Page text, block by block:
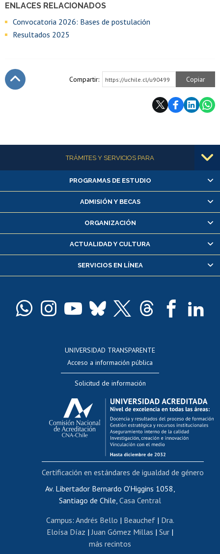
ENLACES RELACIONADOS
Convocatoria 2026: Bases de postulación
Resultados 2025
Compartir: https://uchile.cl/u90499 Copiar
Más informaciónTRÁMITES Y SERVICIOS PARA
Alumnas/os y exalumnas/os
Matrícula en línea
Inscripción y cambio de asignaturas
Consulta y certificado de notas
Servicio médico y dental
Pago de arancel y crédito alumnos
Docentes
Evaluación docente
Calificación académica
Postulación al AUCAI
Funcionarias/os
Cursos internos de capacitación
Bienestar del personal
Portal de movilidad interna
Certificado de renta
Certificado de renta honorarios
Editar páginas blancas
Extranjeras/os
PROGRAMAS DE ESTUDIO
ADMISIÓN Y BECAS
ORGANIZACIÓN
ACTUALIDAD Y CULTURA
SERVICIOS EN LÍNEA
UNIVERSIDAD TRANSPARENTE
Acceso a información pública
Solicitud de información
Av. Libertador Bernardo O'Higgins 1058,
Santiago de Chile, Casa Central
Campus: Andrés Bello | Beauchef| Dra.
Eloísa Díaz |Juan Gómez Millas | Sur |
más recintos
Certificación en estándares de igualdad de género